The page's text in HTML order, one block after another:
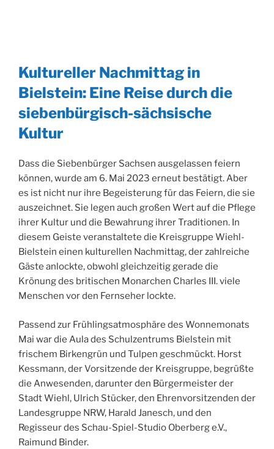
Kultureller Nachmittag in
Bielstein: Eine Reise durch die
siebenbürgisch-sächsische
Kultur
Dass die Siebenbürger Sachsen ausgelassen feiern
können, wurde am 6. Mai 2023 erneut bestätigt. Aber
es ist nicht nur ihre Begeisterung für das Feiern, die sie
auszeichnet. Sie legen auch großen Wert auf die Pflege
ihrer Kultur und die Bewahrung ihrer Traditionen. In
diesem Geiste veranstaltete die Kreisgruppe Wiehl-
Bielstein einen kulturellen Nachmittag, der zahlreiche
Gäste anlockte, obwohl gleichzeitig gerade die
Krönung des britischen Monarchen Charles III. viele
Menschen vor den Fernseher lockte.
Passend zur Frühlingsatmosphäre des Wonnemonats
Mai war die Aula des Schulzentrums Bielstein mit
frischem Birkengrün und Tulpen geschmückt. Horst
Kessmann, der Vorsitzende der Kreisgruppe, begrüßte
die Anwesenden, darunter den Bürgermeister der
Stadt Wiehl, Ulrich Stücker, den Ehrenvorsitzenden der
Landesgruppe NRW, Harald Janesch, und den
Regisseur des Schau-Spiel-Studio Oberberg e.V.,
Raimund Binder.